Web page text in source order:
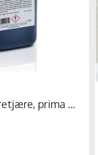
prima ...